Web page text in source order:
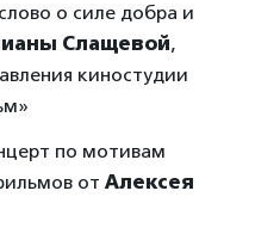
о силе добра и
Слащевой,
киностудии
по мотивам
от Алексея